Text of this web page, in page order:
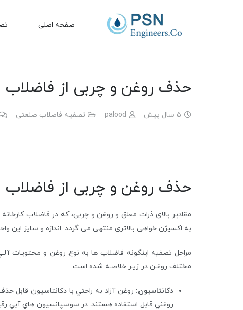
صفحه اصلی
حذف روغن و چربی از فاضلاب
5 سال پیش palood تصفیه فاضلاب صنعتی
حذف روغن و چربی از فاضلاب
مقادیر بالای ذرات معلق و روغن و چربی، که در فاضلاب
به اکسیژن خواهی بالاتری منتهی می گردد. اندازه و سایز این
مراحل تصفيه اينگونه فاضلاب ها به نوع روغن و محتويات
مختلف روغـن در زيـر خلاصـه شده است.
دكانتاسيون: روغن آزاد به راحتي با دكانتاسيون قابل
روغني قابل استفاده هستند. در سوسپانسيون هاي آبي